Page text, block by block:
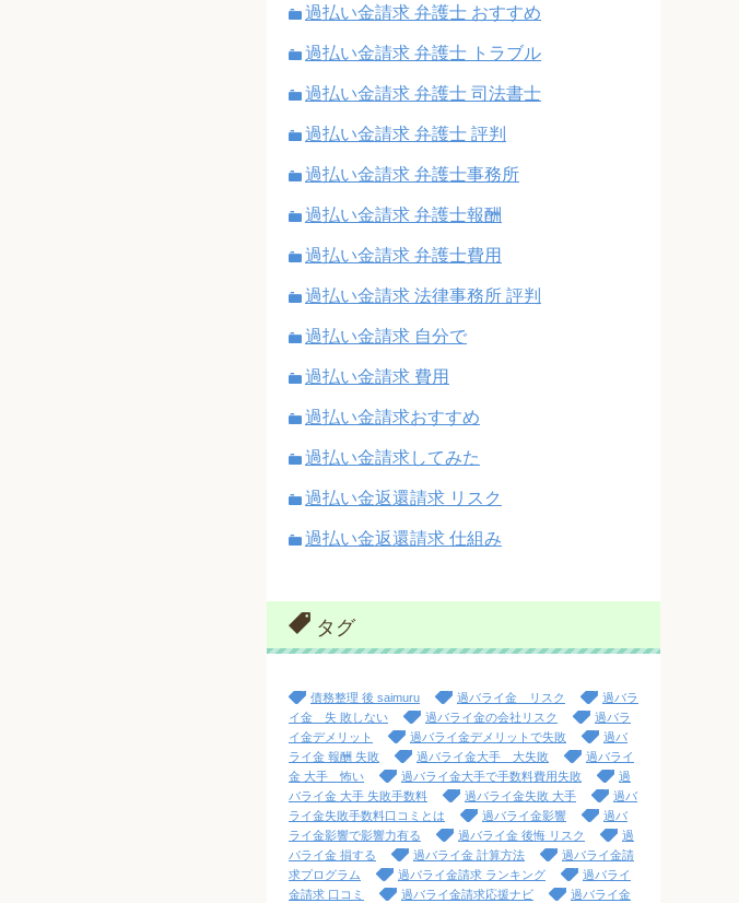
過払い金請求 弁護士 おすすめ
過払い金請求 弁護士 トラブル
過払い金請求 弁護士 司法書士
過払い金請求 弁護士 評判
過払い金請求 弁護士事務所
過払い金請求 弁護士報酬
過払い金請求 弁護士費用
過払い金請求 法律事務所 評判
過払い金請求 自分で
過払い金請求 費用
過払い金請求おすすめ
過払い金請求してみた
過払い金返還請求 リスク
過払い金返還請求 仕組み
タグ
債務整理 後 saimuru 過バライ金 リスク
過バラ
イ金 失 敗しない
過バライ金の会社リスク
過バラ
イ金デメリット
過バライ金デメリットで失敗
過バ
ライ金 報酬 失敗
過バライ金大手 大失敗
過バライ
金 大手 怖い
過バライ金大手で手数料費用失敗
過
バライ金 大手 失敗手数料
過バライ金失敗 大手
過バ
ライ金失敗手数料口コミとは
過バライ金影響
過バ
ライ金影響で影響力有る
過バライ金 後悔 リスク
過
バライ金 損する
過バライ金 計算方法
過バライ金請
求プログラム
過バライ金請求 ランキング
過バライ
金請求 口コミ
過バライ金請求応援ナビ 過バライ金